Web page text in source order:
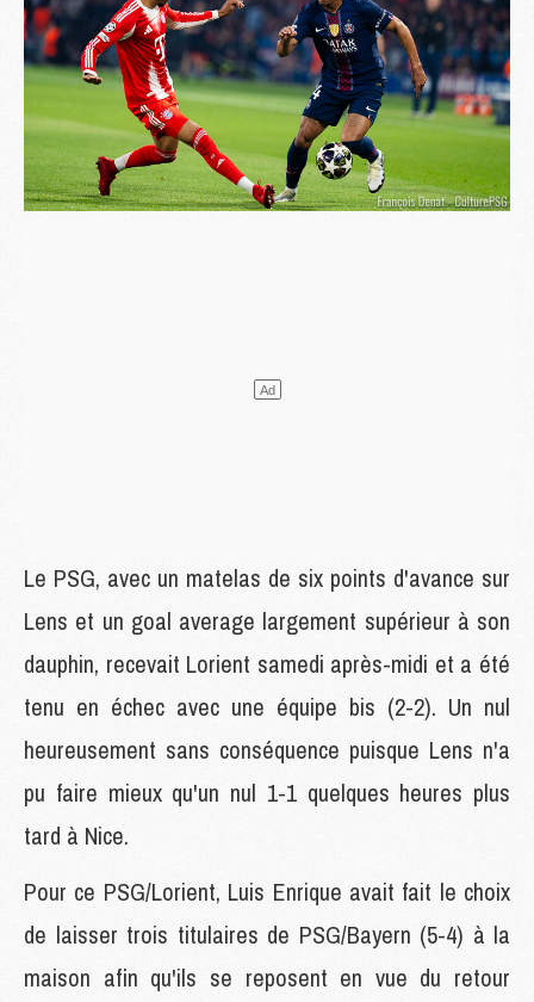
Le PSG, avec un matelas de six points d'avance sur
Lens et un goal average largement supérieur à son
dauphin, recevait Lorient samedi après-midi et a été
tenu en échec avec une équipe bis (2-2). Un nul
heureusement sans conséquence puisque Lens n'a
pu faire mieux qu'un nul 1-1 quelques heures plus
tard à Nice.
Pour ce PSG/Lorient, Luis Enrique avait fait le choix
de laisser trois titulaires de PSG/Bayern (5-4) à la
maison afin qu'ils se reposent en vue du retour